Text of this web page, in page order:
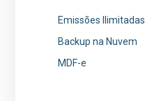
Emissões Ilimitadas
Backup na Nuvem
MDF-e